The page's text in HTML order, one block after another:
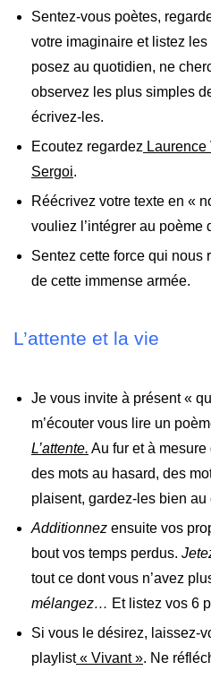
Sentez-vous poètes,
votre imaginaire et listez
posez au quotidien, ne
observez les plus simples
écrivez-les.
Ecoutez regardez
Sergoi.
Réécrivez votre texte en «
vouliez l’intégrer au poème
Sentez cette force qui nous
de cette immense armée.
L’attente et la vie
Je vous invite à présent «
m’écouter vous lire un
L’attente. Au fur et à
des mots au hasard, des
plaisent, gardez-les bien au
Additionnez ensuite vos
bout vos temps perdus.
tout ce dont vous n’avez
mélangez… Et listez vos 6
Si vous le désirez, laissez-
playlist« Vivant ». Ne